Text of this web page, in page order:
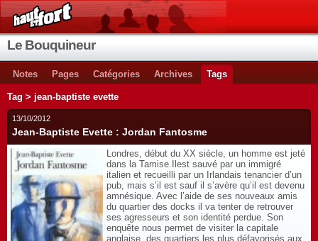
Le Bouquineur
Notes Pages Catégories Archives Tags
Tag > jean-baptiste evette
13/10/2012
Jean-Baptiste Evette : Jordan Fantosme
Londres, début du XX siècle, un homme est jeté
dans la Tamise.Ilest sauvé par un immigré
italien et recueilli par un Irlandais tenancier d’un
pub, mais s’il est sauf il s’avère qu’il est devenu
amnésique. Avec l’aide de ses nouveaux amis
du quartier des docks il va tenter de retrouver
ses agresseurs et son identité perdue. Son
enquête nous permet de visiter la capitale
anglaise, des quartiers les plus défavorisés aux